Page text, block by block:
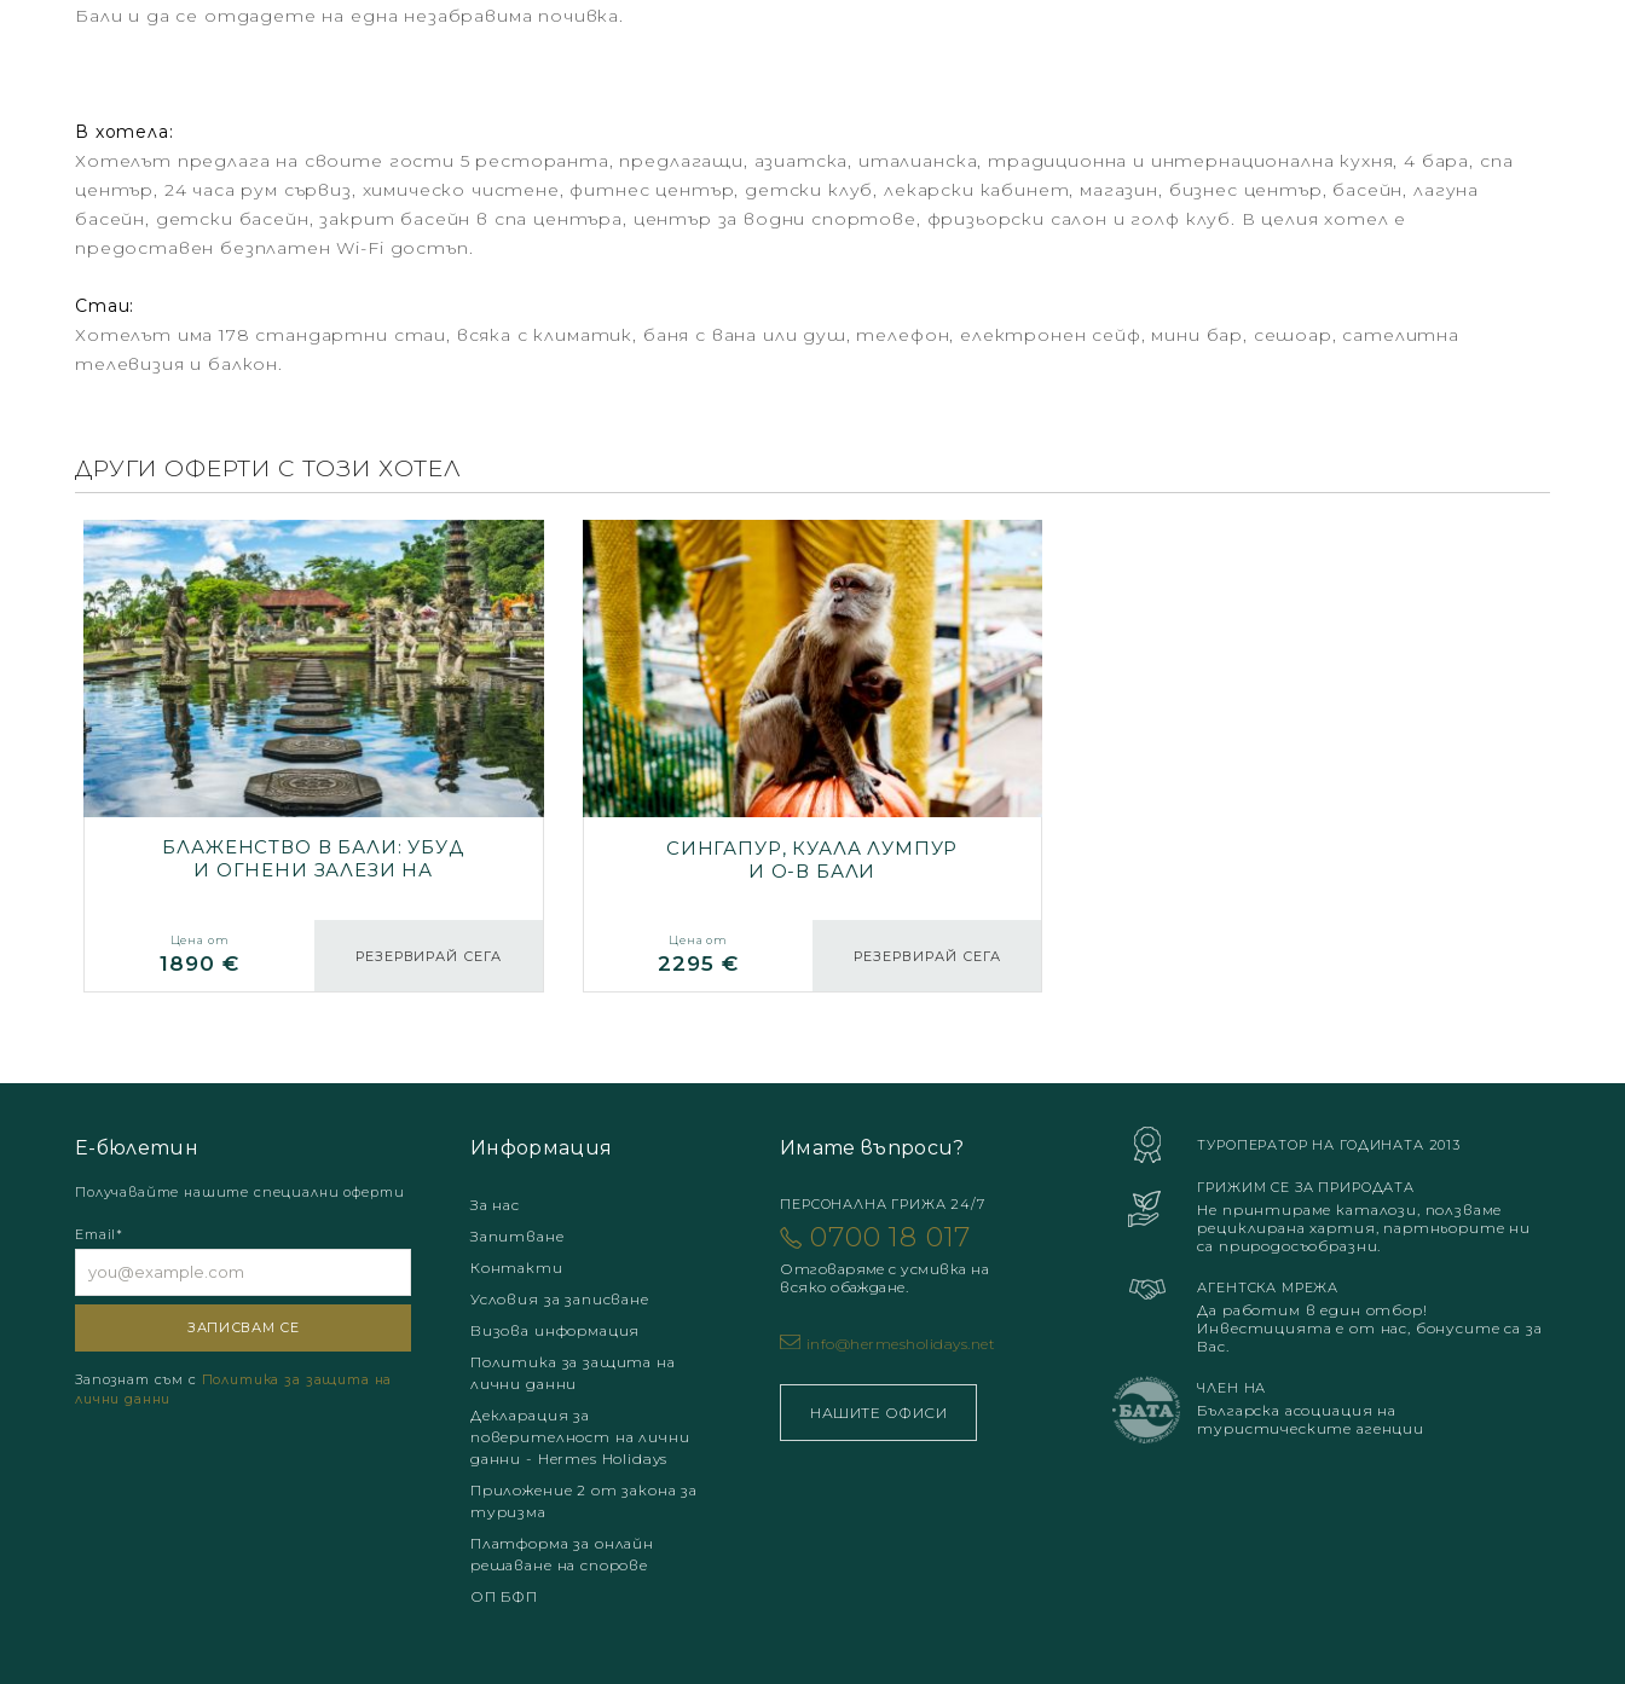
Бали и да се отдадете на една незабравима почивка.
В хотела:
Хотелът предлага на своите гости 5 ресторанта, предлагащи, азиатска, италианска, традиционна и интернационална кухня, 4 бара, спа
център, 24 часа рум сървиз, химическо чистене, фитнес център, детски клуб, лекарски кабинет, магазин, бизнес център, басейн, лагуна
басейн, детски басейн, закрит басейн в спа центъра, център за водни спортове, фризьорски салон и голф клуб. В целия хотел е
предоставен безплатен Wi-Fi достъп.
Стаи:
Хотелът има 178 стандартни стаи, всяка с климатик, баня с вана или душ, телефон, електронен сейф, мини бар, сешоар, сателитна
телевизия и балкон.
ДРУГИ ОФЕРТИ С ТОЗИ ХОТЕЛ
БЛАЖЕНСТВО В БАЛИ: УБУД
И ОГНЕНИ ЗАЛЕЗИ НА
Цена от
1890 € РЕЗЕРВИРАЙ СЕГА
СИНГАПУР, КУАЛА ЛУМПУР
И О-В БАЛИ
Цена от
2295 € РЕЗЕРВИРАЙ СЕГА
Е-бюлетин
Получавайте нашите специални оферти
Email*
Запознат съм с Политика за защита на
лични данни
Информация
За нас
Запитване
Контакти
Условия за записване
Визова информация
Политика за защита на
лични данни
Декларация за
поверителност на лични
данни - Hermes Holidays
Приложение 2 от закона за
туризма
Платформа за онлайн
решаване на спорове
ОП БФП
Имате въпроси?
ПЕРСОНАЛНА ГРИЖА 24/7
0700 18 017
Отговаряме с усмивка на
всяко обаждане.
info@hermesholidays.net
НАШИТЕ ОФИСИ
ТУРОПЕРАТОР НА ГОДИНАТА 2013
ГРИЖИМ СЕ ЗА ПРИРОДАТА
Не принтираме каталози, ползваме
рециклирана хартия, партньорите ни
са природосъобразни.
АГЕНТСКА МРЕЖА
Да работим в един отбор!
Инвестицията е от нас, бонусите са за
Вас.
ЧЛЕН НА
Българска асоциация на
туристическите агенции